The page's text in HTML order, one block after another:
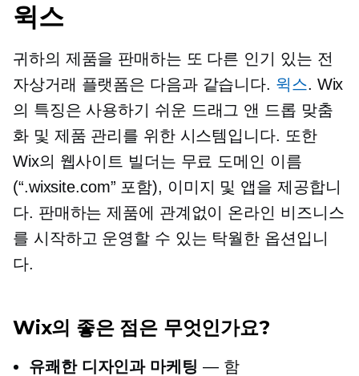
윅스
귀하의 제품을 판매하는 또 다른 인기 있는 전
자상거래 플랫폼은 다음과 같습니다. 윅스. Wix
의 특징은 사용하기 쉬운 드래그 앤 드롭 맞춤
화 및 제품 관리를 위한 시스템입니다. 또한
Wix의 웹사이트 빌더는 무료 도메인 이름
(“.wixsite.com” 포함), 이미지 및 앱을 제공합니
다. 판매하는 제품에 관계없이 온라인 비즈니스
를 시작하고 운영할 수 있는 탁월한 옵션입니
다.
Wix의 좋은 점은 무엇인가요?
유쾌한 디자인과 마케팅 — 함